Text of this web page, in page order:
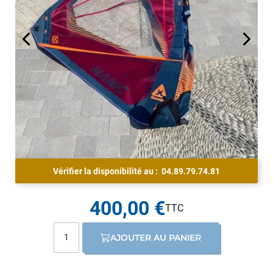
Vérifier la disponibilité au : 04.89.79.74.81
400,00 €
AJOUTER AU PANIER